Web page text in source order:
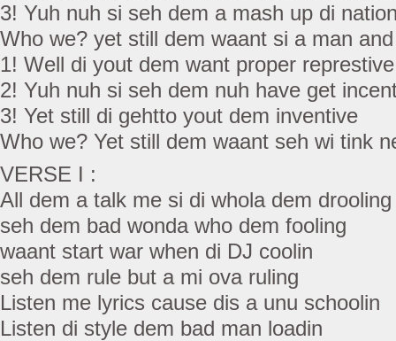
3! Yuh nuh si seh dem a mash up di
Who we? yet still dem waant si a man
1! Well di yout dem want proper represtive
2! Yuh nuh si seh dem nuh have get
3! Yet still di gehtto yout dem inventive
Who we? Yet still dem waant seh wi tink
VERSE I :
All dem a talk me si di whola dem drooling
seh dem bad wonda who dem fooling
waant start war when di DJ coolin
seh dem rule but a mi ova ruling
Listen me lyrics cause dis a unu schoolin
Listen di style dem bad man loadin